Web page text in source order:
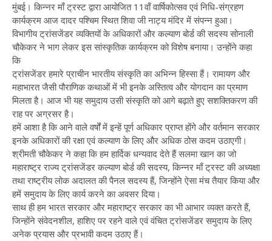
मुंबई। किन्नर माँ ट्रस्ट द्वारा आयोजित 11वाँ वार्षिकोत्सव एवं निधि-संग्रहण
कार्यक्रम आज दादर पश्चिम स्थित शिवा जी नाट्य मंदिर में संपन्न हुआ।
विभागीय ट्रांसजेंडर व्यक्तियों के अधिकारों और कल्याण बोर्ड की सदस्य सोनाली
चौकेकर ने भाग लेकर इस सांस्कृतिक कार्यक्रम को विशेष बनाया। उन्होंने कहा
कि
ट्रांसजेंडर हमारे प्राचीन भारतीय संस्कृति का अभिन्न हिस्सा हैं। रामायण और
महाभारत जैसी पौराणिक कथाओं में भी इनके अस्तित्व और योगदान का प्रमाण
मिलता है। आज भी यह समुदाय उसी संस्कृति को आगे बढ़ाते हुए सशक्तिकरण की
राह पर अग्रसर है।
हमें आशा है कि आने वाले वर्षों में इन्हें पूर्ण अधिकार प्राप्त होंगे और वर्तमान सरकार
इनके अधिकारों की रक्षा एवं कल्याण के लिए और अधिक ठोस कदम उठाएगी।
श्रीमती चौकेकर ने कहा कि हम हार्दिक धन्यवाद देते हैं सलमा खान का जो
महाराष्ट्र राज्य ट्रांसजेंडर कल्याण बोर्ड की सदस्य, किन्नर माँ ट्रस्ट की अध्यक्षा
तथा राष्ट्रीय लोक अदालत की पैनल सदस्य हैं, जिन्होंने ऐसा मंच तैयार किया और
हमें समुदाय के लिए कार्य करने का अवसर दिया।
साथ ही हम भारत सरकार और महाराष्ट्र सरकार का भी आभार व्यक्त करते हैं,
जिन्होंने संवेदनशील, हाशिए पर रहने वाले एवं वंचित ट्रांसजेंडर समुदाय के लिए
अनेक प्रयास और प्रभावी कदम उठाए हैं।